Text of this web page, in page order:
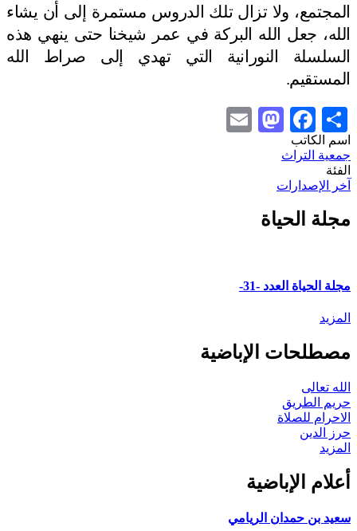
المجتمع، ولا تزال تلك الدروس مستمرة إلى أن يشاء
الله، جعل الله البركة في عمر شيخنا حتى ينهي هذه
السلسلة النورانية التي تهدي إلى صراط الله
المستقيم.
Share
Facebook
Mastodon
اسم الكاتب
جمعية التراث
الفئة
آخر الإصدارات
مجلة الحياة
مجلة الحياة العدد -31-
المزيد
مصطلحات الإباضية
الله تعالى
حريم الطريق
الاحرام للصلاة
حرز الدين
المزيد
أعلام الإباضية
سعيد بن حمدان الريامي